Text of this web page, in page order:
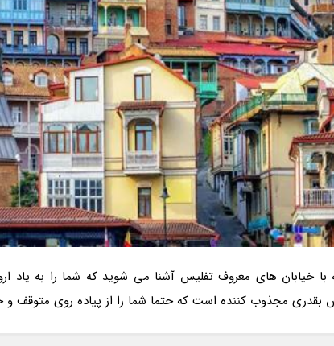
با خیابان های معروف تفلیس آشنا می شوید که شما را به یاد
بقدری مجذوب کننده است که حتما شما را از پیاده روی متوقف و